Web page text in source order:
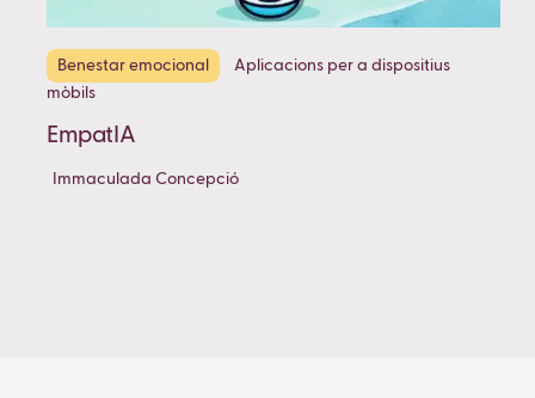
Benestar emocional
Aplicacions per a dispositius
mòbils
EmpatIA
Immaculada Concepció